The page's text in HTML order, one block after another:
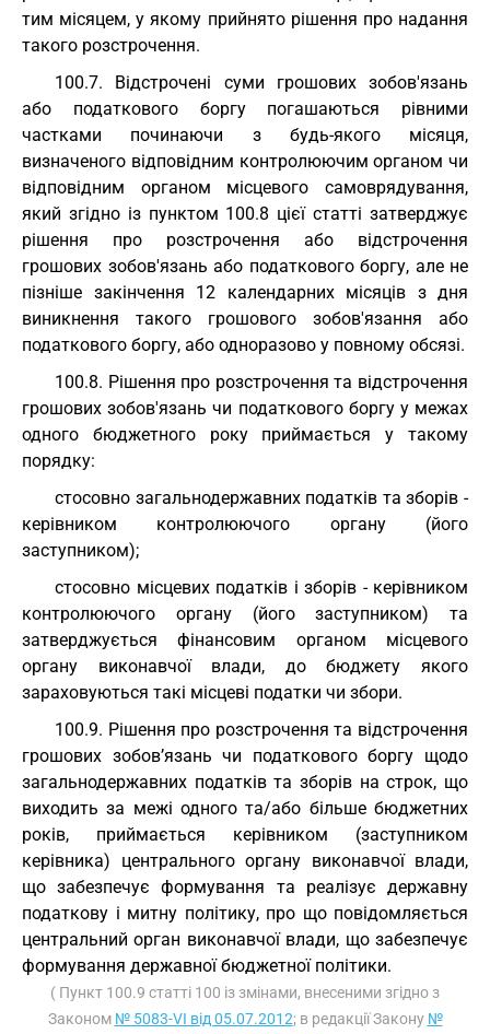
тим місяцем, у якому прийнято рішення про надання
такого розстрочення.
100.7. Відстрочені суми грошових зобов'язань
або податкового боргу погашаються рівними
частками починаючи з будь-якого місяця,
визначеного відповідним контролюючим органом чи
відповідним органом місцевого самоврядування,
який згідно із пунктом 100.8 цієї статті затверджує
рішення про розстрочення або відстрочення
грошових зобов'язань або податкового боргу, але не
пізніше закінчення 12 календарних місяців з дня
виникнення такого грошового зобов'язання або
податкового боргу, або одноразово у повному обсязі.
100.8. Рішення про розстрочення та відстрочення
грошових зобов'язань чи податкового боргу у межах
одного бюджетного року приймається у такому
порядку:
стосовно загальнодержавних податків та зборів -
керівником контролюючого органу (його
заступником);
стосовно місцевих податків і зборів - керівником
контролюючого органу (його заступником) та
затверджується фінансовим органом місцевого
органу виконавчої влади, до бюджету якого
зараховуються такі місцеві податки чи збори.
100.9. Рішення про розстрочення та відстрочення
грошових зобов’язань чи податкового боргу щодо
загальнодержавних податків та зборів на строк, що
виходить за межі одного та/або більше бюджетних
років, приймається керівником (заступником
керівника) центрального органу виконавчої влади,
що забезпечує формування та реалізує державну
податкову і митну політику, про що повідомляється
центральний орган виконавчої влади, що забезпечує
формування державної бюджетної політики.
( Пункт 100.9 статті 100 із змінами, внесеними згідно з
Законом № 5083-VI від 05.07.2012; в редакції Закону №